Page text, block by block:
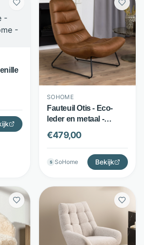
-
SOHOME
Fauteuil Otis - Eco-
leder en metaal -
Horizontale stiksels -
Bruin - Sohome
€479,00
S SoHome Bekijk